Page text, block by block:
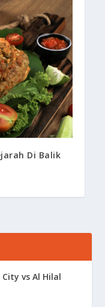
Di Balik
vs Al Hilal